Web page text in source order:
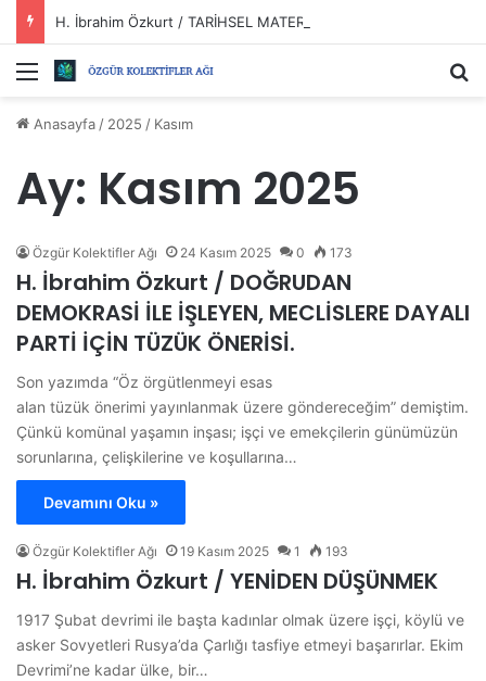
Menü
Anasayfa / 2025 / Kasım
Ay: Kasım 2025
Özgür Kolektifler Ağı 24 Kasım 2025 0 173
H. İbrahim Özkurt / DOĞRUDAN
DEMOKRASİ İLE İŞLEYEN, MECLİSLERE DAYALI
PARTİ İÇİN TÜZÜK ÖNERİSİ.
Son yazımda “Öz örgütlenmeyi esas
alan tüzük önerimi yayınlanmak üzere göndereceğim” demiştim.
Çünkü komünal yaşamın inşası; işçi ve emekçilerin günümüzün
sorunlarına, çelişkilerine ve koşullarına…
Devamını Oku »
Özgür Kolektifler Ağı 19 Kasım 2025 1 193
H. İbrahim Özkurt / YENİDEN DÜŞÜNMEK
1917 Şubat devrimi ile başta kadınlar olmak üzere işçi, köylü ve
asker Sovyetleri Rusya’da Çarlığı tasfiye etmeyi başarırlar. Ekim
Devrimi’ne kadar ülke, bir…